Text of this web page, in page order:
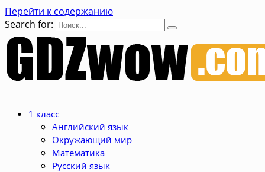
Перейти к содержанию
Search for:
1 класс
Английский язык
Окружающий мир
Математика
Русский язык